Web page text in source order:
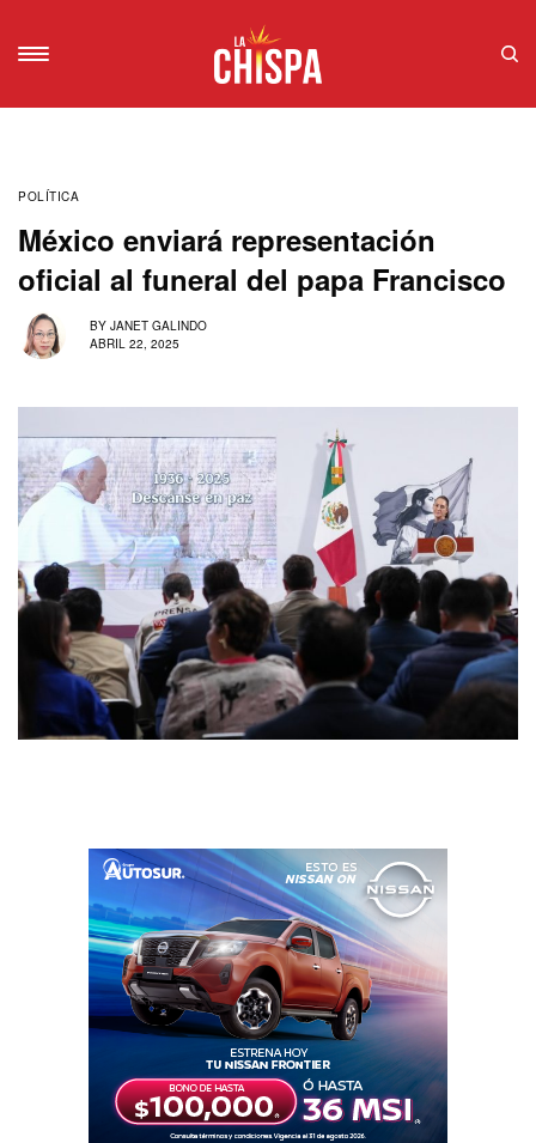
POLÍTICA
México enviará representación
oficial al funeral del papa Francisco
BY JANET GALINDO
ABRIL 22, 2025